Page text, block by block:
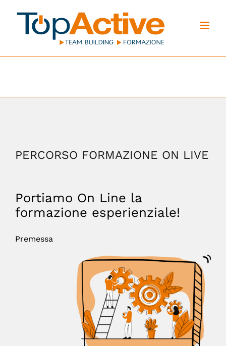
contenuto
PERCORSO FORMAZIONE ON LIVE
Portiamo On Line la
formazione esperienziale!
Premessa